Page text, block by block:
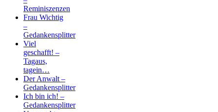
Reminiszenzen
Frau Wichtig
–
Gedankensplitter
Viel
geschafft! –
Tagaus,
tagein…
Der Anwalt –
Gedankensplitter
Ich bin ich! –
Gedankensplitter